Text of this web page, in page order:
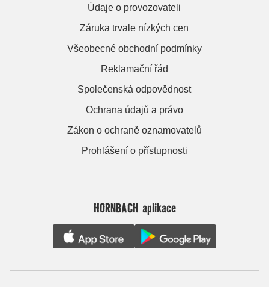
Údaje o provozovateli
Záruka trvale nízkých cen
Všeobecné obchodní podmínky
Reklamační řád
Společenská odpovědnost
Ochrana údajů a právo
Zákon o ochraně oznamovatelů
Prohlášení o přístupnosti
HORNBACH aplikace